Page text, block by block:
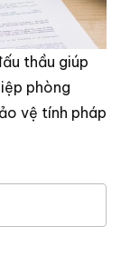
thầu giúp
phòng
vệ tính pháp